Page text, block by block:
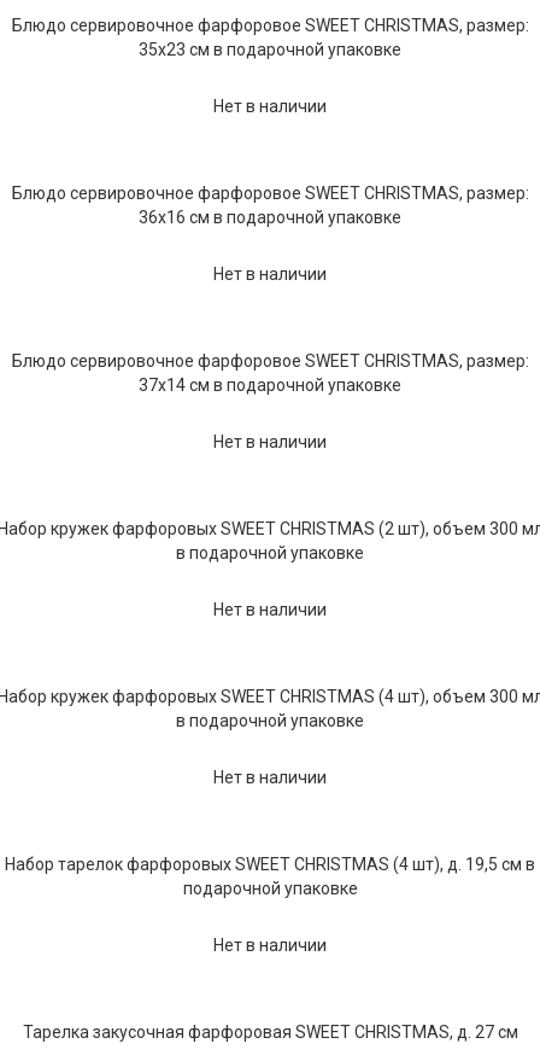
Блюдо сервировочное фарфоровое SWEET CHRISTMAS, размер:
35x23 см в подарочной упаковке
Нет в наличии
Блюдо сервировочное фарфоровое SWEET CHRISTMAS, размер:
36x16 см в подарочной упаковке
Нет в наличии
Блюдо сервировочное фарфоровое SWEET CHRISTMAS, размер:
37x14 см в подарочной упаковке
Нет в наличии
кружек фарфоровых SWEET CHRISTMAS (2 шт), объем 300
в подарочной упаковке
Нет в наличии
кружек фарфоровых SWEET CHRISTMAS (4 шт), объем 300
в подарочной упаковке
Нет в наличии
Набор тарелок фарфоровых SWEET CHRISTMAS (4 шт), д. 19,5 см в
подарочной упаковке
Нет в наличии
Тарелка закусочная фарфоровая SWEET CHRISTMAS, д. 27 см